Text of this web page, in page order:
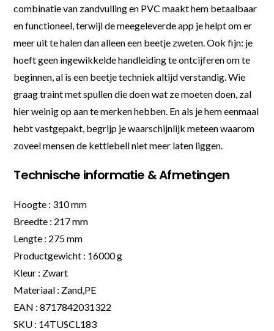
combinatie van zandvulling en PVC maakt hem betaalbaar
en functioneel, terwijl de meegeleverde app je helpt om er
meer uit te halen dan alleen een beetje zweten. Ook fijn: je
hoeft geen ingewikkelde handleiding te ontcijferen om te
beginnen, al is een beetje techniek altijd verstandig. Wie
graag traint met spullen die doen wat ze moeten doen, zal
hier weinig op aan te merken hebben. En als je hem eenmaal
hebt vastgepakt, begrijp je waarschijnlijk meteen waarom
zoveel mensen de kettlebell niet meer laten liggen.
Technische informatie & Afmetingen
Hoogte : 310 mm
Breedte : 217 mm
Lengte : 275 mm
Productgewicht : 16000 g
Kleur : Zwart
Materiaal : Zand,PE
EAN : 8717842031322
SKU : 14TUSCL183